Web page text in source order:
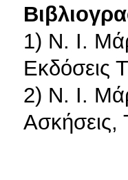
1) Ν. Ι.
Εκδόσεις
2) Ν. Ι.
Ασκήσεις,